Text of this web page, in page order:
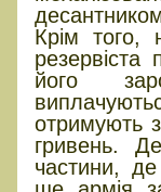
Крім того,
резервіста
його
отримують
гривень.
частини,